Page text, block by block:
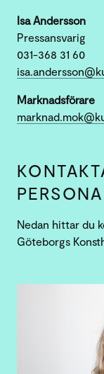
Isa Andersson
Pressansvarig
031-368 31 60
Marknadsförare
Nedan hittar du
Göteborgs